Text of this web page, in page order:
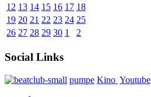
12 13 14 15 16 17 18
19 20 21 22 23 24 25
26 27 28 29 30 1 2
Social Links
pumpe Kino Youtube